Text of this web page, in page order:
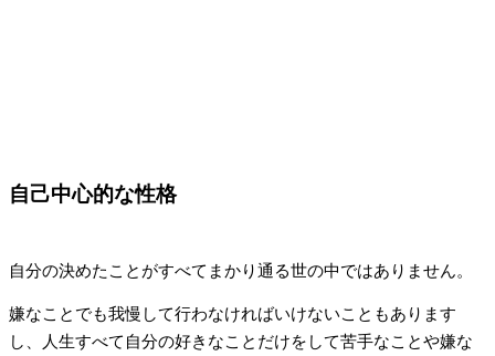
自己中心的な性格
自分の決めたことがすべてまかり通る世の中ではありません。
嫌なことでも我慢して行わなければいけないこともあります
し、人生すべて自分の好きなことだけをして苦手なことや嫌な